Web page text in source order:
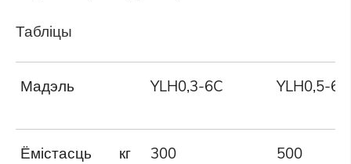
Табліцы
Мадэль YLH0,3-6C YLH0,5-6C
Ёмістасць кг 300 500